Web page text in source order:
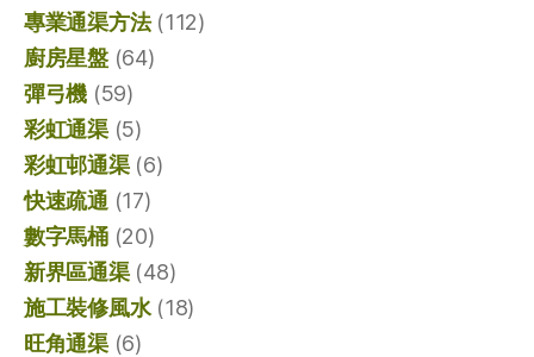
專業通渠方法(112)
廚房星盤(64)
彈弓機 (59)
彩虹通渠(5)
彩虹邨通渠(6)
快速疏通 (17)
數字馬桶(20)
新界區通渠(48)
施工裝修風水(18)
旺角通渠(6)